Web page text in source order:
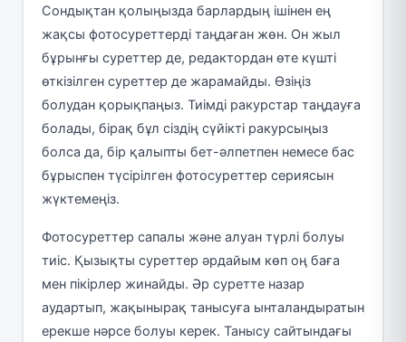
Сондықтан қолыңызда барлардың ішінен ең
жақсы фотосуреттерді таңдаған жөн. Он жыл
бұрынғы суреттер де, редактордан өте күшті
өткізілген суреттер де жарамайды. Өзіңіз
болудан қорықпаңыз. Тиімді ракурстар таңдауға
болады, бірақ бұл сіздің сүйікті ракурсыңыз
болса да, бір қалыпты бет-әлпетпен немесе бас
бұрыспен түсірілген фотосуреттер сериясын
жүктемеңіз.
Фотосуреттер сапалы және алуан түрлі болуы
тиіс. Қызықты суреттер әрдайым көп оң баға
мен пікірлер жинайды. Әр суретте назар
аудартып, жақынырақ танысуға ынталандыратын
ерекше нәрсе болуы керек. Танысу сайтындағы